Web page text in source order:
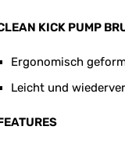
KICK PUMP
Ergonomisch
Leicht und